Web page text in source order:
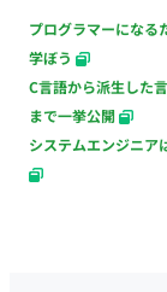
プログラマーになる
学ぼう
C言語から派生した
まで一挙公開
システムエンジニア